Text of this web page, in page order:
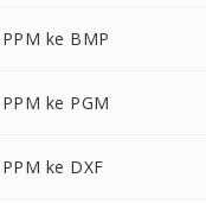
PPM ke BMP
PPM ke PGM
PPM ke DXF